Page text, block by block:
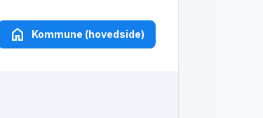
home Kommune (hovedside)